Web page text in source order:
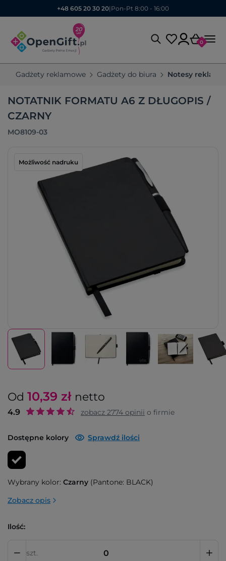
+48 605 20 30 20| Pon-Pt 8:00 - 16:00
0
Gadżety reklamowe Gadżety do biura Notesy
NOTATNIK FORMATU A6 Z DŁUGOPIS /
CZARNY
MO8109-03
Możliwość nadruku
Od 10,39 zł netto
4.9 zobacz 2774 opinii o firmie
Dostępne kolory Sprawdź ilości
Wybrany kolor: Czarny (Pantone: BLACK)
Zobacz opis
Ilość:
szt.